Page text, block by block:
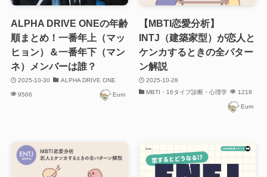
ALPHA DRIVE ONEの年齢
順まとめ！一番年上（マッ
ヒョン）＆一番年下（マン
ネ）メンバーは誰？
2025-10-30 ALPHA DRIVE ONE
9566 Eum
【MBTI恋愛分析】
INTJ（建築家型）が恋人と
ケンカするときの全パター
ン解説
2025-10-28
MBTI・16タイプ診断・心理学
1218
Eum